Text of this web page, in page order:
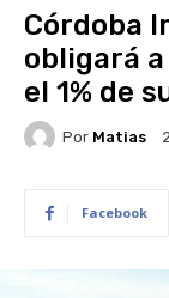
Córdoba
obligará
el 1% de
Por Matias
Facebook